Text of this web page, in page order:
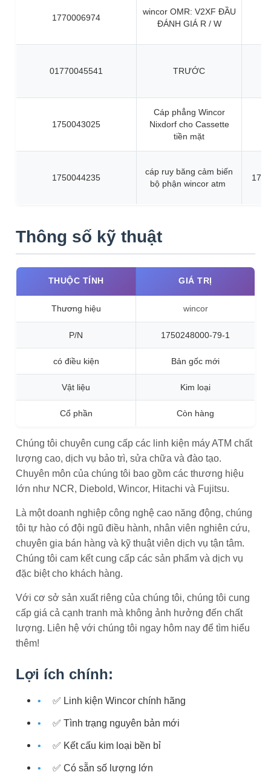
1770006974
wincor OMR: V2XF ĐẦU
ĐÁNH GIÁ R / W
01770045541 TRƯỚC
1750043025
Cáp phẳng Wincor
Nixdorf cho Cassette
tiền mặt
1750044235
cáp ruy băng cảm biến
bộ phận wincor atm
Thông số kỹ thuật
THUỘC TÍNH GIÁ TRỊ
Thương hiệu wincor
P/N 1750248000-79-1
có điều kiện Bản gốc mới
Vật liệu Kim loại
Cổ phần Còn hàng
Chúng tôi chuyên cung cấp các linh kiện máy ATM chất
lượng cao, dịch vụ bảo trì, sửa chữa và đào tạo.
Chuyên môn của chúng tôi bao gồm các thương hiệu
lớn như NCR, Diebold, Wincor, Hitachi và Fujitsu.
Là một doanh nghiệp công nghệ cao năng động, chúng
tôi tự hào có đội ngũ điều hành, nhân viên nghiên cứu,
chuyên gia bán hàng và kỹ thuật viên dịch vụ tận tâm.
Chúng tôi cam kết cung cấp các sản phẩm và dịch vụ
đặc biệt cho khách hàng.
Với cơ sở sản xuất riêng của chúng tôi, chúng tôi cung
cấp giá cả cạnh tranh mà không ảnh hưởng đến chất
lượng. Liên hệ với chúng tôi ngay hôm nay để tìm hiểu
thêm!
Lợi ích chính:
✅ Linh kiện Wincor chính hãng
✅ Tình trạng nguyên bản mới
✅ Kết cấu kim loại bền bỉ
✅ Có sẵn số lượng lớn